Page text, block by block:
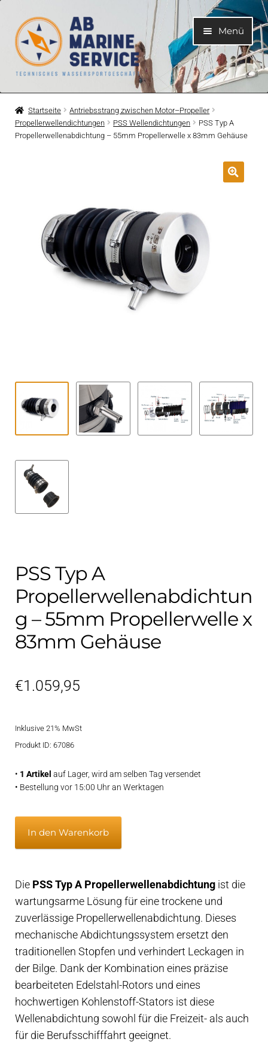
Zur
Navigation
springen
Zum
Inhalt
springen
Menü
Home
Motoren
öffnen
öffnen
Kühlsystem
Kontakt
Startseite
Antriebsstrang zwischen Motor–Propeller
Propellerwellendichtungen
PSS Wellendichtungen
PSS Typ A
Propellerwellenabdichtung – 55mm Propellerwelle x 83mm Gehäuse
PSS Typ A
Propellerwellenabdichtun
g – 55mm Propellerwelle x
83mm Gehäuse
€1.059,95
Inklusive 21% MwSt
Produkt ID: 67086
• 1 Artikel auf Lager, wird am selben Tag versendet
• Bestellung vor 15:00 Uhr an Werktagen
-
55mm
Propellerwelle
x
83mm
Gehäuse
Menge
In den Warenkorb
Die PSS Typ A Propellerwellenabdichtungist die
wartungsarme Lösung für eine trockene und
zuverlässige Propellerwellenabdichtung. Dieses
mechanische Abdichtungssystem ersetzt den
traditionellen Stopfen und verhindert Leckagen in
der Bilge. Dank der Kombination eines präzise
bearbeiteten Edelstahl-Rotors und eines
hochwertigen Kohlenstoff-Stators ist diese
Wellenabdichtung sowohl für die Freizeit- als auch
für die Berufsschifffahrt geeignet.